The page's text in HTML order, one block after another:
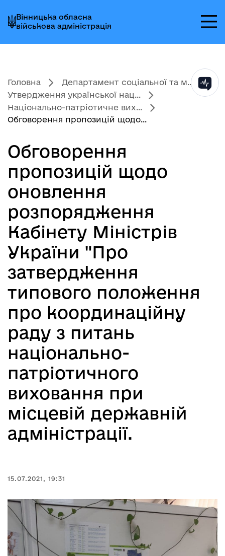
до
головного
меню
до
головного
вмісту
до
головного
колонтитула
Вінницька обласна
військова адміністрація
Головна
Департамент соціальної та м...
Утвердження української нац...
Національно-патріотичне вих...
Обговорення пропозицій щодо...
Обговорення
пропозицій щодо
оновлення
розпорядження
Кабінету Міністрів
України "Про
затвердження
типового положення
про координаційну
раду з питань
національно-
патріотичного
виховання при
місцевій державній
адміністрації.
15.07.2021, 19:31